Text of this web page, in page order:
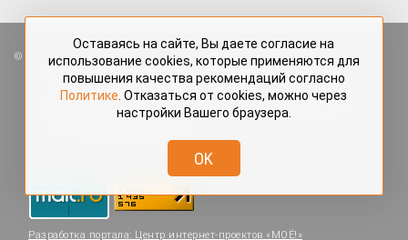
Все права защищены. Любые материалы, размещённые на портале
«Красраб.ру» сотрудниками редакции, нештатными авторами
и читателями, являются объектами авторского права. Полное или
частичное использование материалов, размещённых на портале
«Красраб.ру», допускается только с письменного согласия редакции
redaktor@krasrab.krsn.ru.
Разработка портала: Центр интернет-проектов «МОЁ!»
Оставаясь на сайте, Вы даете согласие на
использование cookies, которые применяются для
повышения качества рекомендаций согласно
Политике . Отказаться от cookies, можно через
настройки Вашего браузера.
OK